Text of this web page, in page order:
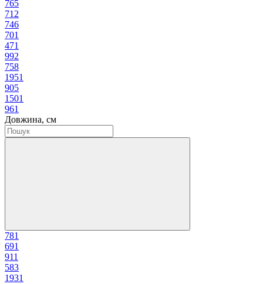
765
71 2
746
701
471
992
758
1951
905
1501
961
Довжина, см
781
691
911
583
1931